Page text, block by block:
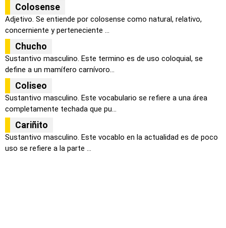
Colosense
Adjetivo. Se entiende por colosense como natural, relativo,
concerniente y perteneciente ...
Chucho
Sustantivo masculino. Este termino es de uso coloquial, se
define a un mamífero carnívoro...
Coliseo
Sustantivo masculino. Este vocabulario se refiere a una área
completamente techada que pu...
Cariñito
Sustantivo masculino. Este vocablo en la actualidad es de poco
uso se refiere a la parte ...